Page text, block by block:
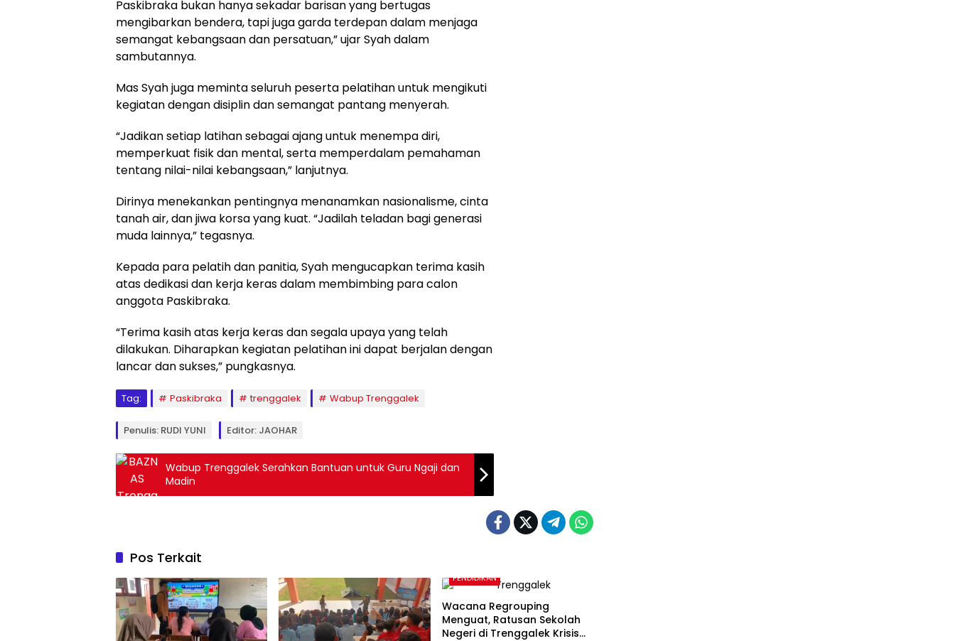
Paskibraka bukan hanya sekadar barisan yang bertugas
mengibarkan bendera, tapi juga garda terdepan dalam menjaga
semangat kebangsaan dan persatuan,” ujar Syah dalam
sambutannya.
Mas Syah juga meminta seluruh peserta pelatihan untuk mengikuti
kegiatan dengan disiplin dan semangat pantang menyerah.
“Jadikan setiap latihan sebagai ajang untuk menempa diri,
memperkuat fisik dan mental, serta memperdalam pemahaman
tentang nilai-nilai kebangsaan,” lanjutnya.
Dirinya menekankan pentingnya menanamkan nasionalisme, cinta
tanah air, dan jiwa korsa yang kuat. “Jadilah teladan bagi generasi
muda lainnya,” tegasnya.
Kepada para pelatih dan panitia, Syah mengucapkan terima kasih
atas dedikasi dan kerja keras dalam membimbing para calon
anggota Paskibraka.
“Terima kasih atas kerja keras dan segala upaya yang telah
dilakukan. Diharapkan kegiatan pelatihan ini dapat berjalan dengan
lancar dan sukses,” pungkasnya.
Tag: Paskibraka trenggalek Wabup Trenggalek
Penulis: RUDI YUNI Editor: JAOHAR
Wabup Trenggalek Serahkan Bantuan untuk Guru Ngaji dan
Madin
Pos Terkait
PENDIDIKAN
Wacana Regrouping
Menguat, Ratusan Sekolah
Negeri di Trenggalek Krisis